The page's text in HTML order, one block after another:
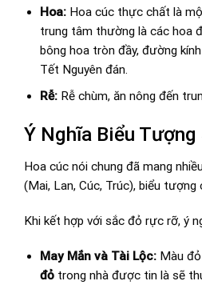
Hoa:Hoa cúc thực chất là
trung tâm thường là các hoa
bông hoa tròn đầy, đường
Tết Nguyên đán.
Rễ:Rễ chùm, ăn nông đến
Ý Nghĩa Biểu
Hoa cúc nói chung đã mang
(Mai, Lan, Cúc, Trúc), biểu
Khi kết hợp với sắc đỏ rực rỡ, ý
May Mắn và Tài Lộc:Màu đỏ
đỏtrong nhà được tin là sẽ